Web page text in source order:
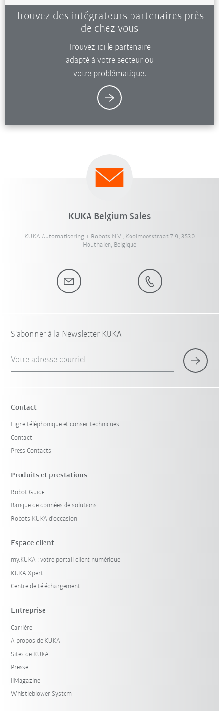
Trouvez des intégrateurs partenaires près
de chez vous
Trouvez ici le partenaire
adapté à votre secteur ou
votre problématique.
KUKA Belgium Sales
KUKA Automatisering + Robots N.V., Koolmeesstraat 7-9, 3530
Houthalen, Belgique
S'abonner à la Newsletter KUKA
Votre adresse courriel
Contact
Ligne téléphonique et conseil techniques
Contact
Press Contacts
Produits et prestations
Robot Guide
Banque de données de solutions
Robots KUKA d'occasion
Espace client
my.KUKA : votre portail client numérique
KUKA Xpert
Centre de téléchargement
Entreprise
Carrière
A propos de KUKA
Sites de KUKA
Presse
iiMagazine
Whistleblower System